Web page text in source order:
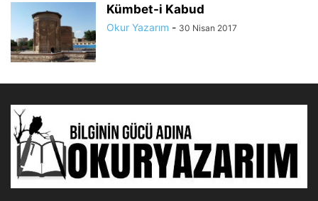
Kümbet-i Kabud
Okur Yazarım - 30 Nisan 2017